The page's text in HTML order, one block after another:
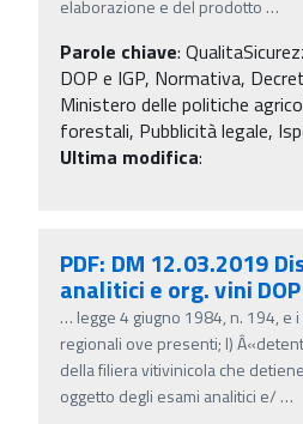
elaborazione e del prodotto …
Parole chiave:
DOP e IGP, Normativa,
Ministero delle politiche
forestali, Pubblicità legale,
Ultima modifica:
PDF: DM 12.03.2019
analitici e org. vini DOP
… legge 4 giugno 1984, n. 194, e
regionali ove presenti; l)
della filiera vitivinicola che
oggetto degli esami analitici e/ …